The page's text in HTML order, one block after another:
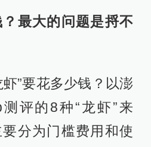
最大的问题是捋不
”要花多少钱？以澎
评的8种“龙虾”来
分为门槛费用和使